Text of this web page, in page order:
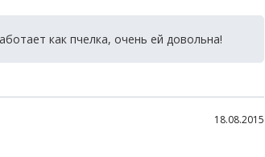
как пчелка, очень ей довольна!
18.08.2015